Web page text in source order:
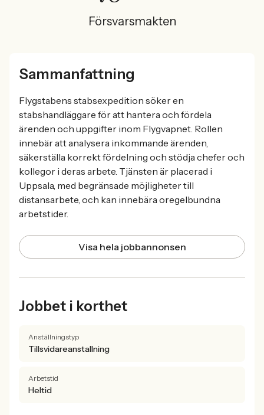
Försvarsmakten
Sammanfattning
Flygstabens stabsexpedition söker en
stabshandläggare för att hantera och fördela
ärenden och uppgifter inom Flygvapnet. Rollen
innebär att analysera inkommande ärenden,
säkerställa korrekt fördelning och stödja chefer och
kollegor i deras arbete. Tjänsten är placerad i
Uppsala, med begränsade möjligheter till
distansarbete, och kan innebära oregelbundna
arbetstider.
Visa hela jobbannonsen
Jobbet i korthet
Anställningstyp
Tillsvidareanstallning
Arbetstid
Heltid